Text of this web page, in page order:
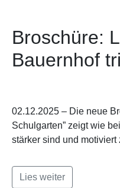
Broschüre:
Bauernhof
02.12.2025 – Die neue
Schulgarten” zeigt wie
stärker sind und motiviert
Lies weiter